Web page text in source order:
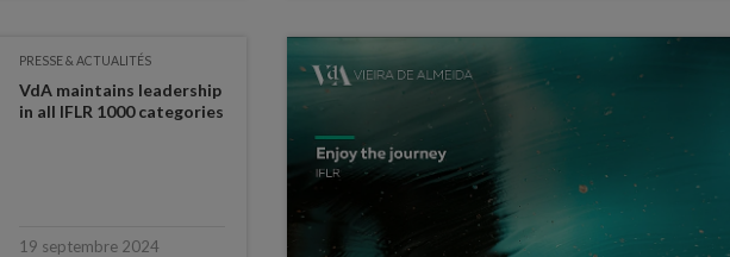
PRESSE & ACTUALITÉS
VdA maintains leadership
in all IFLR 1000 categories
19 septembre 2024